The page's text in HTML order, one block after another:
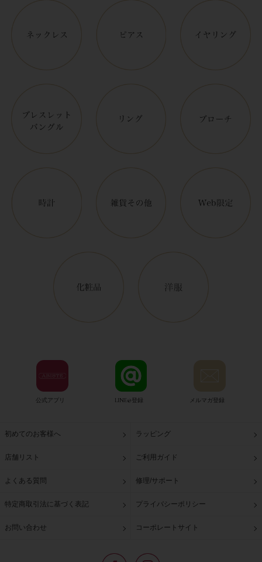
公式アプリ LINE@登録 メルマガ登録
初めてのお客様へ ラッピング
店舗リスト ご利用ガイド
よくある質問 修理/サポート
特定商取引法に基づく表記 プライバシーポリシー
お問い合わせ コーポレートサイト